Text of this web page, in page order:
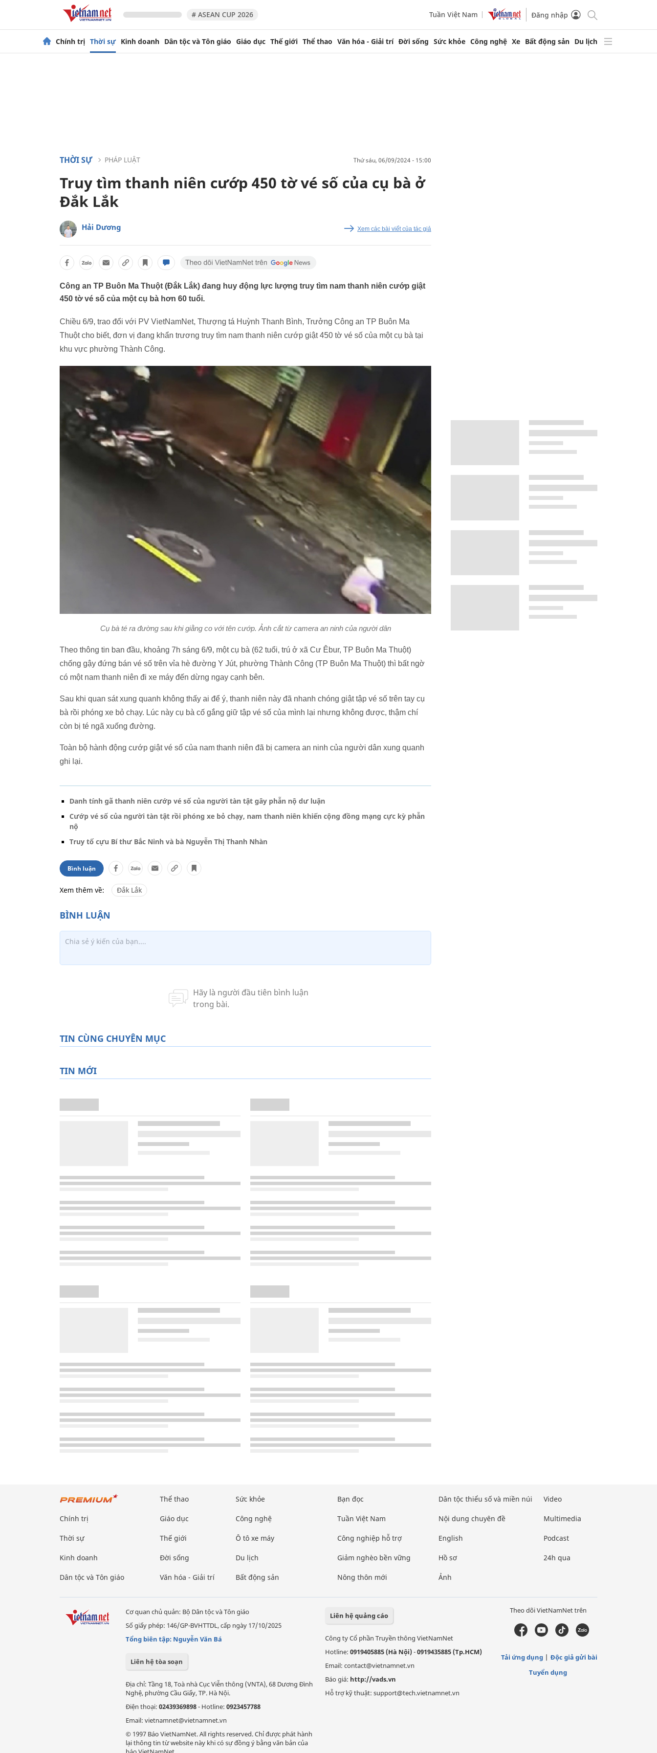
# ASEAN CUP 2026 Tuần Việt Nam Đăng nhập
Chính trị Thời sự Kinh doanh Dân tộc và Tôn giáo Giáo dục Thế giới Thể thao Văn hóa - Giải trí Đời sống Sức khỏe Công nghệ Xe Bất động sản Du lịch
THỜI SỰ PHÁP LUẬT thứ sáu, 06/09/2024 - 15:00
Truy tìm thanh niên cướp 450 tờ vé số của cụ bà ở
Đắk Lắk
Hải Dương Xem các bài viết của tác giả
Công an TP Buôn Ma Thuột (Đắk Lắk) đang huy động lực lượng truy tìm nam thanh niên cướp giật
450 tờ vé số của một cụ bà hơn 60 tuổi.
Chiều 6/9, trao đổi với PV VietNamNet, Thượng tá Huỳnh Thanh Bình, Trưởng Công an TP Buôn Ma
Thuột cho biết, đơn vị đang khẩn trương truy tìm nam thanh niên cướp giật 450 tờ vé số của một cụ bà tại
khu vực phường Thành Công.
Cụ bà té ra đường sau khi giằng co với tên cướp. Ảnh cắt từ camera an ninh của người dân
Theo thông tin ban đầu, khoảng 7h sáng 6/9, một cụ bà (62 tuổi, trú ở xã Cư Êbur, TP Buôn Ma Thuột)
chống gậy đứng bán vé số trên vỉa hè đường Y Jút, phường Thành Công (TP Buôn Ma Thuột) thì bất ngờ
có một nam thanh niên đi xe máy đến dừng ngay cạnh bên.
Sau khi quan sát xung quanh không thấy ai để ý, thanh niên này đã nhanh chóng giật tập vé số trên tay cụ
bà rồi phóng xe bỏ chạy. Lúc này cụ bà cố gắng giữ tập vé số của mình lại nhưng không được, thậm chí
còn bị té ngã xuống đường.
Toàn bộ hành động cướp giật vé số của nam thanh niên đã bị camera an ninh của người dân xung quanh
ghi lại.
Danh tính gã thanh niên cướp vé số của người tàn tật gây phẫn nộ dư luận
Cướp vé số của người tàn tật rồi phóng xe bỏ chạy, nam thanh niên khiến cộng đồng mạng cực kỳ phẫn
nộ
Truy tố cựu Bí thư Bắc Ninh và bà Nguyễn Thị Thanh Nhàn
Bình luận
Xem thêm về: Đắk Lắk
TIN CÙNG CHUYÊN MỤC
TIN MỚI
Chính trị
Thời sự
Kinh doanh
Dân tộc và Tôn giáo
Thể thao
Giáo dục
Thế giới
Đời sống
Văn hóa - Giải trí
Sức khỏe
Công nghệ
Ô tô xe máy
Du lịch
Bất động sản
Bạn đọc
Tuần Việt Nam
Công nghiệp hỗ trợ
Giảm nghèo bền vững
Nông thôn mới
Dân tộc thiểu số và miền núi
Nội dung chuyên đề
English
Hồ sơ
Ảnh
Video
Multimedia
Podcast
24h qua
Cơ quan chủ quản: Bộ Dân tộc và Tôn giáo
Số giấy phép: 146/GP-BVHTTDL, cấp ngày 17/10/2025
Tổng biên tập: Nguyễn Văn Bá
Liên hệ tòa soạn
Địa chỉ: Tầng 18, Toà nhà Cục Viễn thông (VNTA), 68 Dương Đình
Nghệ, phường Cầu Giấy, TP. Hà Nội.
Điện thoại: 02439369898- Hotline: 0923457788
Email: vietnamnet@vietnamnet.vn
© 1997 Báo VietNamNet. All rights reserved. Chỉ được phát hành
lại thông tin từ website này khi có sự đồng ý bằng văn bản của
Liên hệ quảng cáo
Công ty Cổ phần Truyền thông VietNamNet
Hotline: 0919405885 (Hà Nội)-0919435885 (Tp.HCM)
Email: contact@vietnamnet.vn
Báo giá: http://vads.vn
Hỗ trợ kỹ thuật: support@tech.vietnamnet.vn
Theo dõi VietNamNet trên
Tải ứng dụng
Độc giả gửi bài
Tuyển dụng